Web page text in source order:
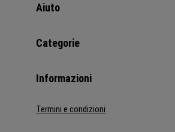
Aiuto
Categorie
Informazioni
Termini e condizioni